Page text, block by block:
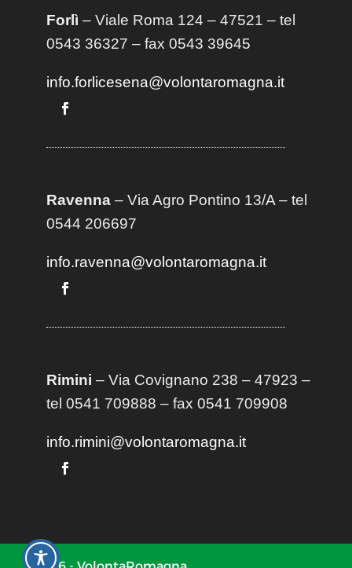
Forlì – Viale Roma 124 – 47521 – tel
0543 36327 – fax 0543 39645
info.forlicesena@volontaromagna.it
Ravenna– Via Agro Pontino 13/A– tel
0544 206697
info.ravenna@volontaromagna.it
Rimini – Via Covignano 238 – 47923 –
tel 0541 709888 – fax 0541 709908
info.rimini@volontaromagna.it